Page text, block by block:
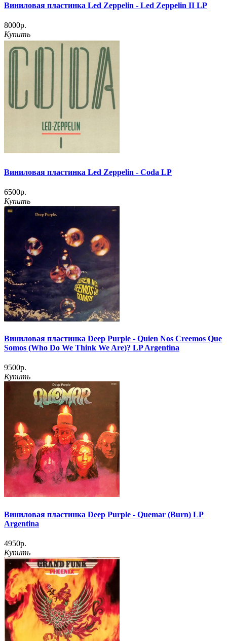
Виниловая пластинка Led Zeppelin - Led Zeppelin II LP
8000р.
Купить
Виниловая пластинка Led Zeppelin - Coda LP
6500р.
Купить
Виниловая пластинка Deep Purple - Quien Nos Creemos Que
Somos (Who Do We Think We Are)? LP Argentina
9500р.
Купить
Виниловая пластинка Deep Purple - Quemar (Burn) LP
Argentina
4950р.
Купить